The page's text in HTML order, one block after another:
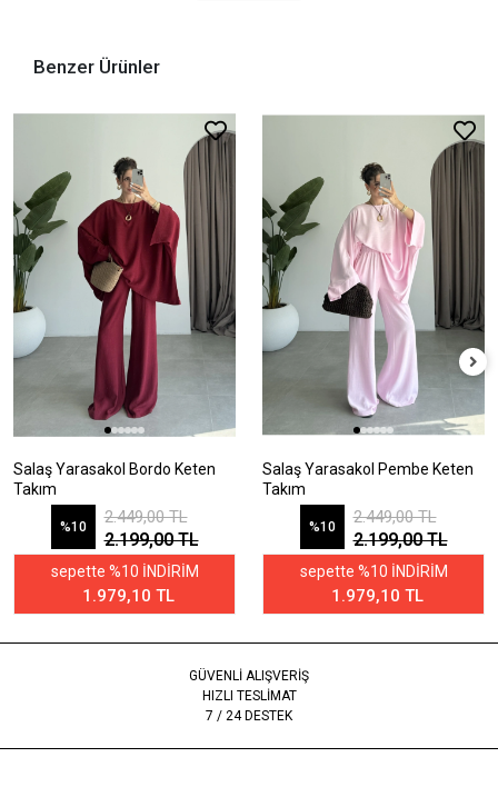
Benzer Ürünler
Salaş Yarasakol Bordo Keten
Takım
%10
2.449,00 TL
2.199,00 TL
sepette %10 İNDİRİM
1.979,10 TL
Salaş Yarasakol Pembe Keten
Takım
%10
2.449,00 TL
2.199,00 TL
sepette %10 İNDİRİM
1.979,10 TL
GÜVENLİ ALIŞVERİŞ
HIZLI TESLİMAT
7 / 24 DESTEK